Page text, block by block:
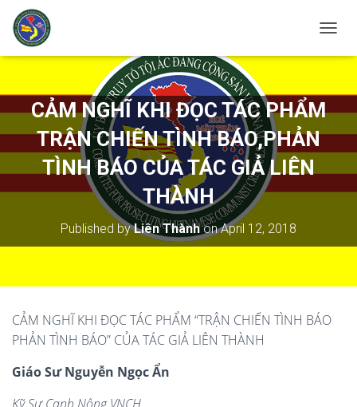
O
E
N
I
G
CẢM NGHĨ KHI ĐỌC TÁC PHẨM
TRẬN CHIẾN TÌNH BÁO,PHẢN
TÌNH BÁO CỦA TÁC GIẢ LIÊN
THÀNH
Published byLiên ThànhonApril 12, 2018
CẢM NGHĨ KHI ĐỌC TÁC PHẨM “TRẬN CHIẾN TÌNH BÁO
PHẢN TÌNH BÁO” CỦA TÁC GIẢ LIÊN THÀNH
Giáo Sư Nguyễn Ngọc Ẩn